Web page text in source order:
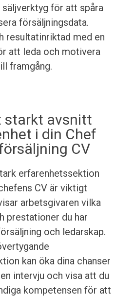
säljverktyg för att spåra
försäljningsdata.
resultatinriktad med en
att leda och motivera
framgång.
starkt avsnitt
i din Chef
CV
erfarenhetssektion
CV är viktigt
arbetsgivaren vilka
prestationer du har
och ledarskap.
kan öka dina chanser
intervju och visa att du
kompetensen för att